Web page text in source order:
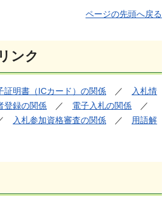
ページの先頭へ戻る
ンク
証明書（ICカード）の関係 ／
入札情
登録の関係 ／ 電子入札の関係 ／
入札参加資格審査の関係 ／
用語解